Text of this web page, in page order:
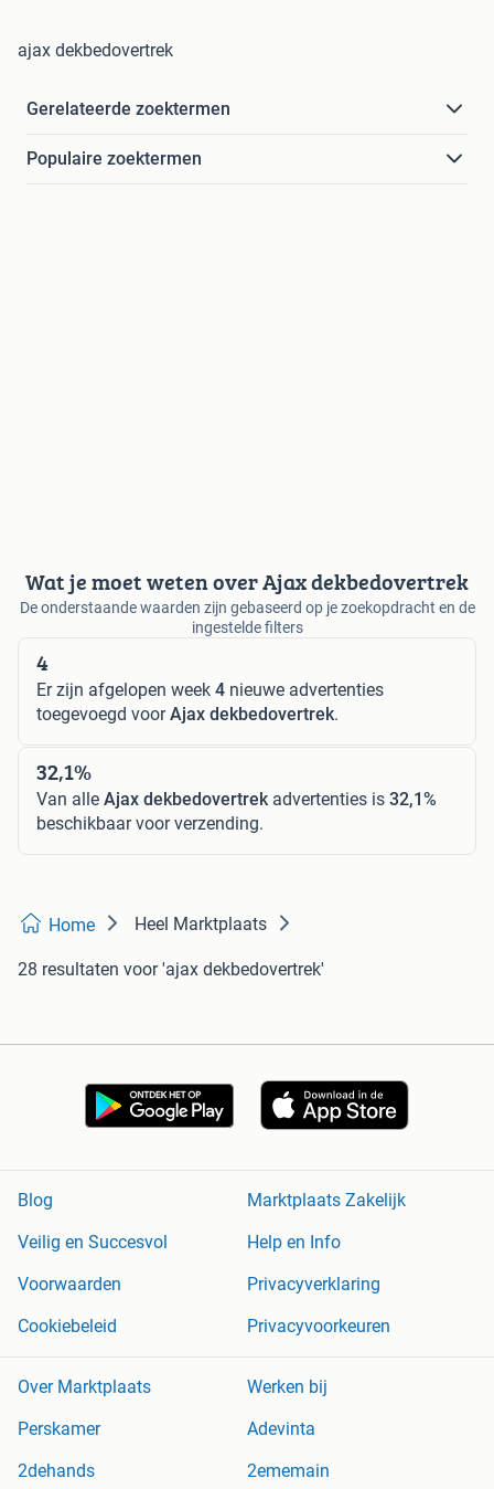
ajax dekbedovertrek
Gerelateerde zoektermen
Populaire zoektermen
Wat je moet weten over Ajax dekbedovertrek
De onderstaande waarden zijn gebaseerd op je zoekopdracht en de
ingestelde filters
4
Er zijn afgelopen week 4 nieuwe advertenties
toegevoegd voorAjax dekbedovertrek.
32,1%
Van alle Ajax dekbedovertrekadvertenties is 32,1%
beschikbaar voor verzending.
Home Heel Marktplaats
28 resultaten voor 'ajax dekbedovertrek'
Blog
Marktplaats Zakelijk
Veilig en Succesvol
Help en Info
Voorwaarden
Privacyverklaring
Cookiebeleid
Privacyvoorkeuren
Over Marktplaats
Werken bij
Perskamer
Adevinta
2dehands
2ememain